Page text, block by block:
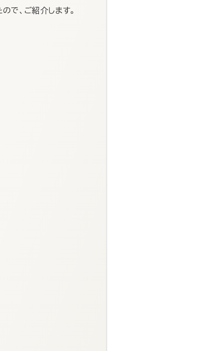
で、ご紹介します。